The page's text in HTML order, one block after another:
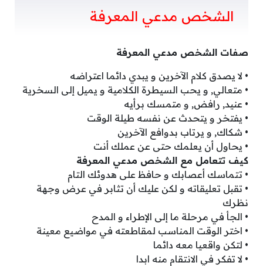
الشخص مدعي المعرفة
صفات الشخص مدعي المعرفة
• لا يصدق كلام الآخرين و يبدي دائما اعتراضه
• متعالي, و يحب السيطرة الكلامية و يميل إلى السخرية
• عنيد, رافض, و متمسك برأيه
• يفتخر و يتحدث عن نفسه طيلة الوقت
• شكاك, و يرتاب بدوافع الآخرين
• يحاول أن يعلمك حتى عن عملك أنت
كيف تتعامل مع الشخص مدعي المعرفة
• تتماسك أعصابك و حافظ على هدوئك التام
• تقبل تعليقاته و لكن عليك أن تثابر في عرض وجهة
نظرك
• الجأ في مرحلة ما إلى الإطراء و المدح
• اختر الوقت المناسب لمقاطعته في مواضيع معينة
• لتكن واقعيا معه دائما
• لا تفكر في الانتقام منه ابدا